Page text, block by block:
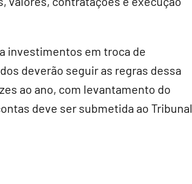
investimentos em troca de
deverão seguir as regras dessa
ao ano, com levantamento do
deve ser submetida ao Tribunal